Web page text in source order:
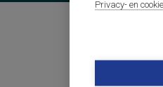
Privacy- en